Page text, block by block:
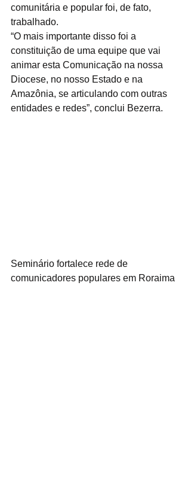
comunitária e popular foi, de fato,
trabalhado.
“O mais importante disso foi a
constituição de uma equipe que vai
animar esta Comunicação na nossa
Diocese, no nosso Estado e na
Amazônia, se articulando com outras
entidades e redes”, conclui Bezerra.
Seminário fortalece rede de
comunicadores populares em Roraima